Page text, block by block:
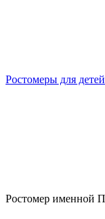
Ростомеры для детей
Ростомер именной